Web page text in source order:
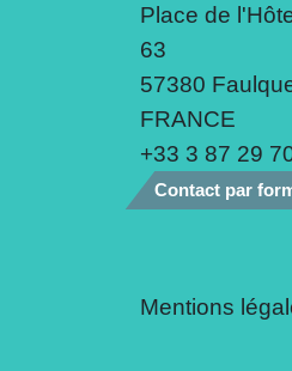
Place de
63
57380
FRANCE
+33 3 87 29
Contact par
Mentions